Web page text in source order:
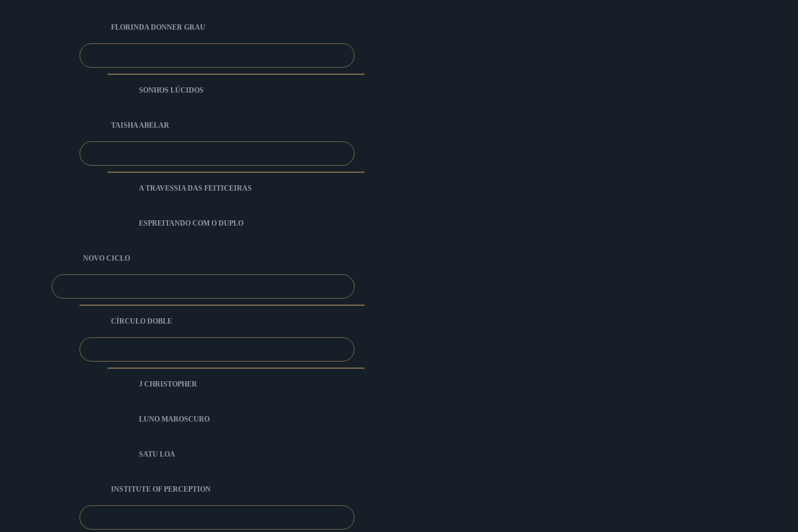
FLORINDA DONNER GRAU
SONHOS LÚCIDOS
TAISHA ABELAR
A TRAVESSIA DAS FEITICEIRAS
ESPREITANDO COM O DUPLO
NOVO CICLO
CÍRCULO DOBLE
J CHRISTOPHER
LUNO MAROSCURO
SATU LOA
INSTITUTE OF PERCEPTION